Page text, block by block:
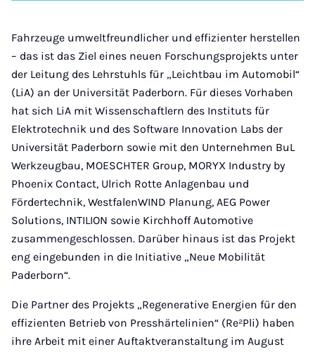
Mail
Fahrzeuge umweltfreundlicher und effizienter herstellen
– das ist das Ziel eines neuen Forschungsprojekts unter
der Leitung des Lehrstuhls für „Leichtbau im Automobil“
(LiA) an der Universität Paderborn. Für dieses Vorhaben
hat sich LiA mit Wissenschaftlern des Instituts für
Elektrotechnik und des Software Innovation Labs der
Universität Paderborn sowie mit den Unternehmen BuL
Werkzeugbau, MOESCHTER Group, MORYX Industry by
Phoenix Contact, Ulrich Rotte Anlagenbau und
Fördertechnik, WestfalenWIND Planung, AEG Power
Solutions, INTILION sowie Kirchhoff Automotive
zusammengeschlossen. Darüber hinaus ist das Projekt
eng eingebunden in die Initiative „Neue Mobilität
Paderborn“.
Die Partner des Projekts „Regenerative Energien für den
effizienten Betrieb von Presshärtelinien“ (Re²Pli) haben
ihre Arbeit mit einer Auftaktveranstaltung im August